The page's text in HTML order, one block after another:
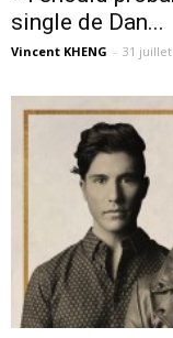
single de Dan...
Vincent KHENG - 31 juillet